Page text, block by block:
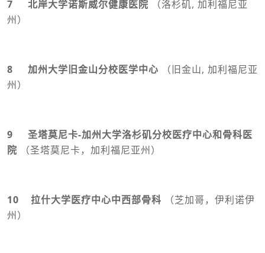
7 北岸大学诺斯威尔健康医院 （洛杉矶, 加利福尼亚
州）
8 加州大学旧金山分校医学中心 （旧金山, 加利福尼亚
州）
9 圣塔莫尼卡-加州大学洛杉矶分校医疗中心和骨科医
院 （圣塔莫尼卡，加利福尼亚州）
10 拉什大学医疗中心中西部骨科 （芝加哥，伊利诺伊
州）